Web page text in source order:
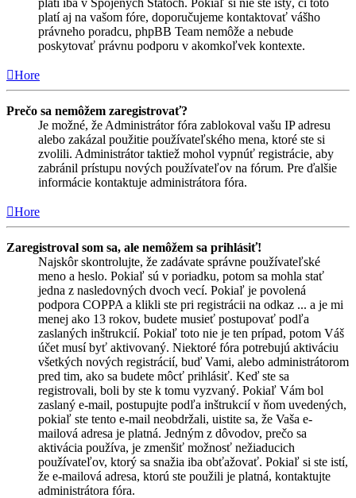
platí aj na vašom fóre, doporučujeme kontaktovať vášho
právneho poradcu, phpBB Team nemôže a nebude
poskytovať právnu podporu v akomkoľvek kontexte.
Hore
Prečo sa nemôžem zaregistrovať?
Je možné, že Administrátor fóra zablokoval vašu IP adresu
alebo zakázal použitie používateľského mena, ktoré ste si
zvolili. Administrátor taktiež mohol vypnúť registrácie, aby
zabránil prístupu nových používateľov na fórum. Pre ďalšie
informácie kontaktuje administrátora fóra.
Hore
Zaregistroval som sa, ale nemôžem sa prihlásiť!
Najskôr skontrolujte, že zadávate správne používateľské
meno a heslo. Pokiaľ sú v poriadku, potom sa mohla stať
jedna z nasledovných dvoch vecí. Pokiaľ je povolená
podpora COPPA a klikli ste pri registrácii na odkaz ... a je mi
menej ako 13 rokov, budete musieť postupovať podľa
zaslaných inštrukcií. Pokiaľ toto nie je ten prípad, potom Váš
účet musí byť aktivovaný. Niektoré fóra potrebujú aktiváciu
všetkých nových registrácií, buď Vami, alebo administrátorom
pred tim, ako sa budete môcť prihlásiť. Keď ste sa
registrovali, boli by ste k tomu vyzvaný. Pokiaľ Vám bol
zaslaný e-mail, postupujte podľa inštrukcií v ňom uvedených,
pokiaľ ste tento e-mail neobdržali, uistite sa, že Vaša e-
mailová adresa je platná. Jedným z dôvodov, prečo sa
aktivácia používa, je zmenšiť možnosť nežiaducich
používateľov, ktorý sa snažia iba obťažovať. Pokiaľ si ste istí,
že e-mailová adresa, ktorú ste použili je platná, kontaktujte
administrátora fóra.